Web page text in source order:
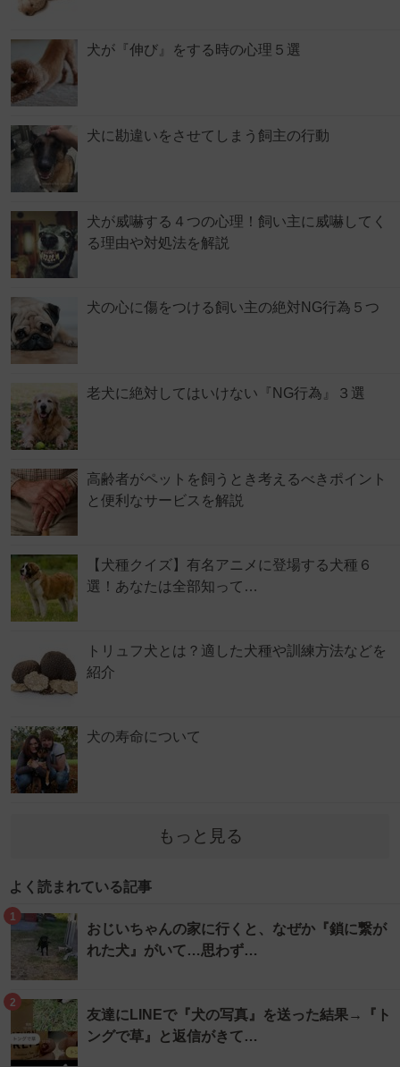
犬が『伸び』をする時の心理５選
犬に勘違いをさせてしまう飼主の行動
犬が威嚇する４つの心理！飼い主に威嚇してく
る理由や対処法を解説
犬の心に傷をつける飼い主の絶対NG行為５つ
老犬に絶対してはいけない『NG行為』３選
高齢者がペットを飼うとき考えるべきポイント
と便利なサービスを解説
【犬種クイズ】有名アニメに登場する犬種６
選！あなたは全部知って…
トリュフ犬とは？適した犬種や訓練方法などを
紹介
犬の寿命について
もっと見る
よく読まれている記事
1
おじいちゃんの家に行くと、なぜか『鎖に繋が
れた犬』がいて…思わず…
2
友達にLINEで『犬の写真』を送った結果→『ト
ングで草』と返信がきて…